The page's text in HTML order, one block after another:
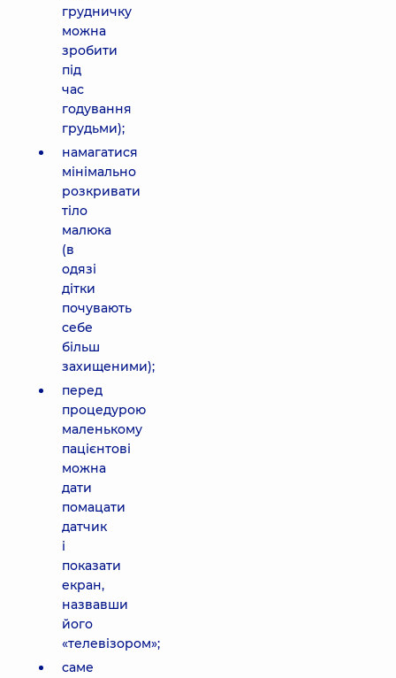
грудничку
можна
зробити
під
час
годування
грудьми);
намагатися
мінімально
розкривати
тіло
малюка
(в
одязі
дітки
почувають
себе
більш
захищеними);
перед
процедурою
маленькому
пацієнтові
можна
дати
помацати
датчик
і
показати
екран,
назвавши
його
«телевізором»;
саме